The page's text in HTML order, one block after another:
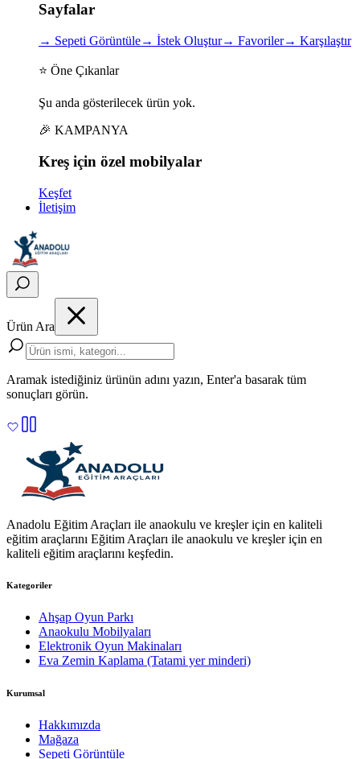
Sayfalar
→ Sepeti Görüntüle→ İstek Oluştur→ Favoriler→ Karşılaştır
⭐ Öne Çıkanlar
Şu anda gösterilecek ürün yok.
🎉 KAMPANYA
Kreş için özel mobilyalar
Keşfet
İletişim
Ürün Ara
Aramak istediğiniz ürünün adını yazın, Enter'a basarak tüm
sonuçları görün.
Anadolu Eğitim Araçları ile anaokulu ve kreşler için en kaliteli
eğitim araçlarını Eğitim Araçları ile anaokulu ve kreşler için en
kaliteli eğitim araçlarını keşfedin.
Kategoriler
Ahşap Oyun Parkı
Anaokulu Mobilyaları
Elektronik Oyun Makinaları
Eva Zemin Kaplama (Tatami yer minderi)
Kurumsal
Hakkımızda
Mağaza
Sepeti Görüntüle